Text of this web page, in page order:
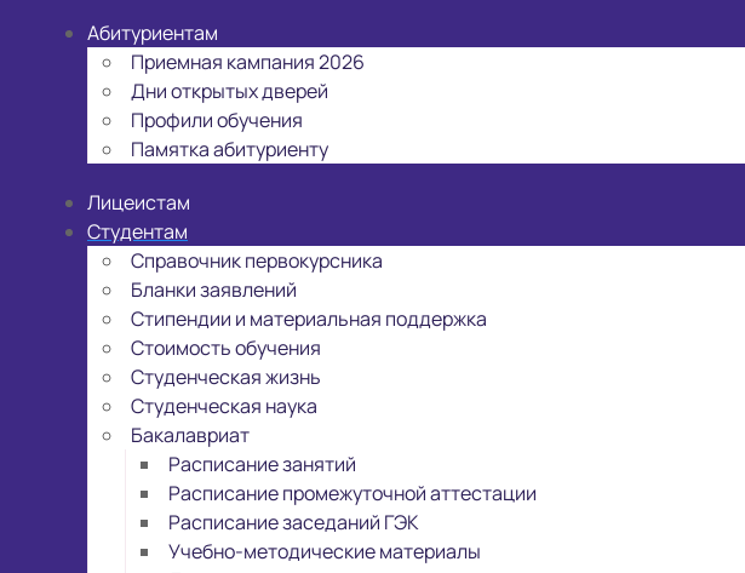
Абитуриентам
Приемная кампания 2026
Дни открытых дверей
Профили обучения
Памятка абитуриенту
Лицеистам
Студентам
Справочник первокурсника
Бланки заявлений
Стипендии и материальная поддержка
Стоимость обучения
Студенческая жизнь
Студенческая наука
Бакалавриат
Расписание занятий
Расписание промежуточной аттестации
Расписание заседаний ГЭК
Учебно-методические материалы